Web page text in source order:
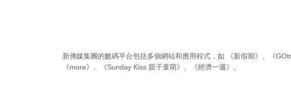
新傳媒集團的數碼平台包括多個網站和應用程式，如 《新假期》
《
《more》
《Sunday Kiss 親子童萌》 《經濟一週》 。